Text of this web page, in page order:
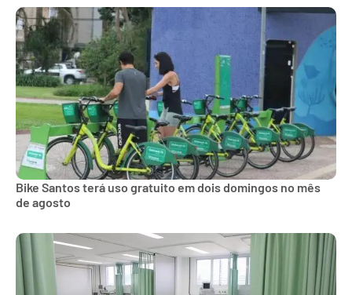
Bike Santos terá uso gratuito em dois domingos no mês
de agosto